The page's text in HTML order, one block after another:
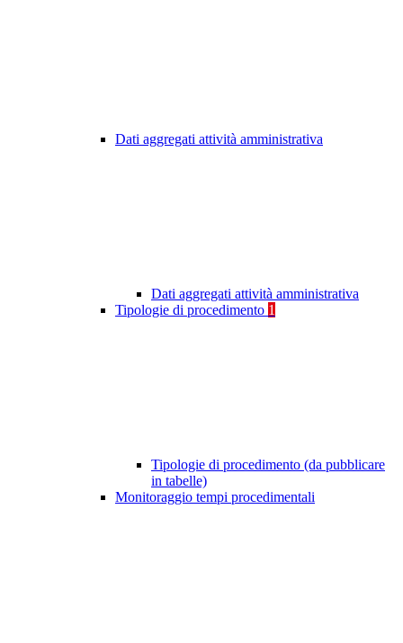
Dati aggregati attività amministrativa
Dati aggregati attività amministrativa
Tipologie di procedimento 1
Tipologie di procedimento (da pubblicare
in tabelle)
Monitoraggio tempi procedimentali